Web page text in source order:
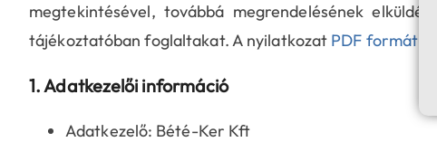
megtekintésével, továbbá megrendelésének
tájékoztatóban foglaltakat. A nyilatkozat PDF
1. Adatkezelői információ
Adatkezelő: Bété-Ker Kft